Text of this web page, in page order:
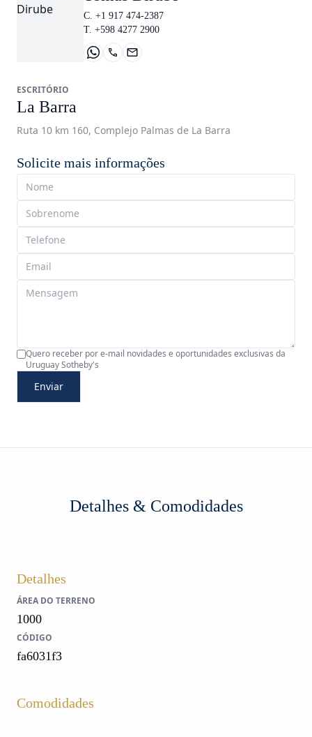
C. +1 917 474-2387
T. +598 4277 2900
ESCRITÓRIO
La Barra
Ruta 10 km 160, Complejo Palmas de La Barra
Solicite mais informações
Quero receber por e-mail novidades e oportunidades exclusivas da
Uruguay Sotheby's
Enviar
Detalhes & Comodidades
Detalhes
ÁREA DO TERRENO
1000
CÓDIGO
fa6031f3
Comodidades